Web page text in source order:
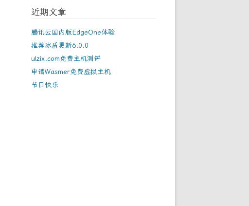
近期文章
腾讯云国内版EdgeOne体验
推荐冰盾更新6.0.0
ulzix.com免费主机测评
申请Wasmer免费虚拟主机
节日快乐